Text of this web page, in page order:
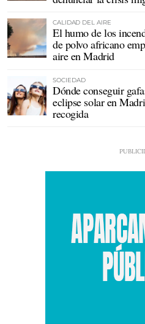
CALIDAD DEL AIRE
El humo de los
de polvo africano
aire en Madrid
SOCIEDAD
Dónde conseguir
eclipse solar en
recogida